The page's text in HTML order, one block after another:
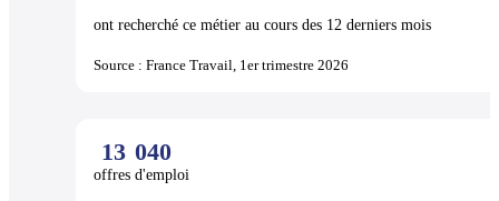
ont recherché ce métier au cours des 12 derniers mois
Source : France Travail, 1er trimestre 2026
13 040
offres d'emploi